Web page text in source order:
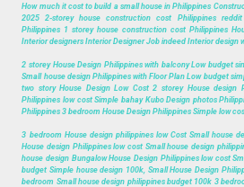
How much it cost to build a small house in Philippines
2025 2-storey house construction cost Philippines
Philippines 1 storey house construction cost Philippines
Interior designers Interior Designer Job indeed Interior design
2 storey House Design Philippines with balcony Low budget
Small house design Philippines with Floor Plan Low budget
two story House Design Low Cost 2 storey House design
Philippines low cost Simple bahay Kubo Design photos
Philippines 3 bedroom House Design Philippines Simple low
3 bedroom House design philippines low Cost Small house
House design Philippines low cost Small house design
house design Bungalow House Design Philippines low cost
budget Simple house design 100k, Small House Design
bedroom Small house design philippines budget 100k 3